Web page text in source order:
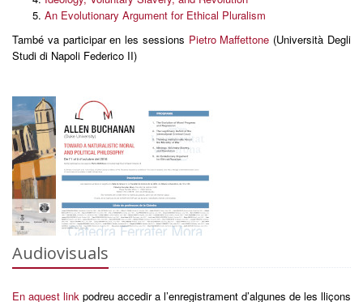
An Evolutionary Argument for Ethical Pluralism
També va participar en les sessions Pietro Maffettone (Università Degli
Studi di Napoli Federico II)
Audiovisuals
En aquest link podreu accedir a l’enregistrament d’algunes de les lliçons